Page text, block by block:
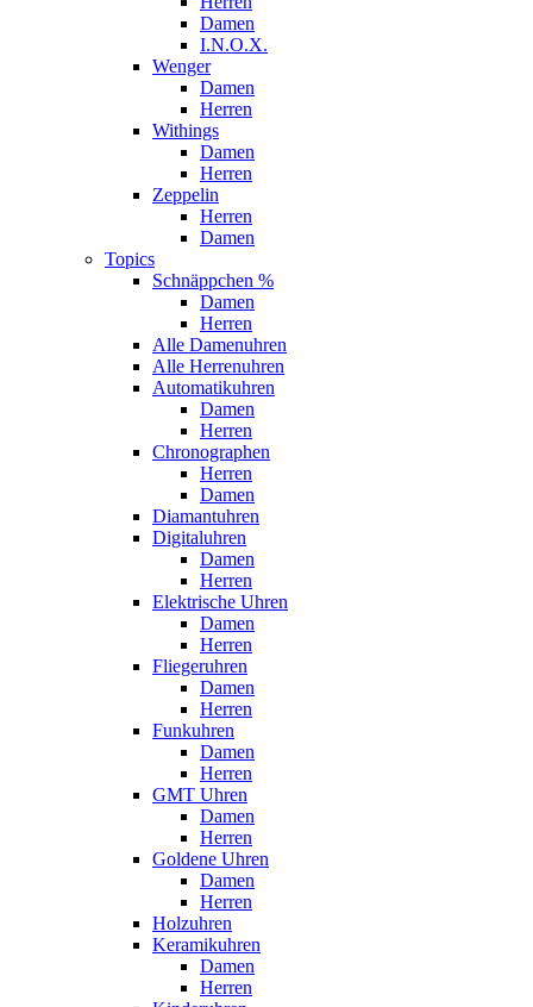
Damen
I.N.O.X.
Wenger
Damen
Herren
Withings
Damen
Herren
Zeppelin
Herren
Damen
Topics
Schnäppchen %
Damen
Herren
Alle Damenuhren
Alle Herrenuhren
Automatikuhren
Damen
Herren
Chronographen
Herren
Damen
Diamantuhren
Digitaluhren
Damen
Herren
Elektrische Uhren
Damen
Herren
Fliegeruhren
Damen
Herren
Funkuhren
Damen
Herren
GMT Uhren
Damen
Herren
Goldene Uhren
Damen
Herren
Holzuhren
Keramikuhren
Damen
Herren